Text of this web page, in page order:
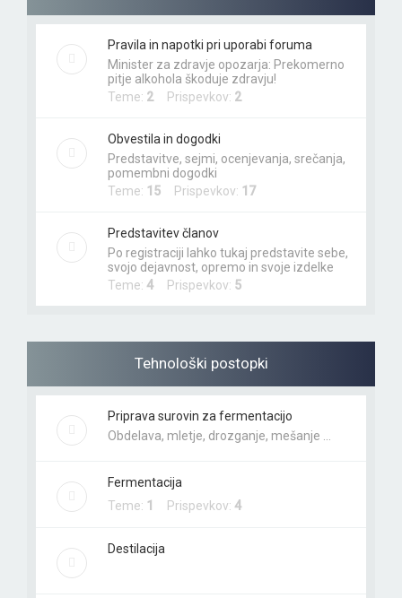
Pravila in napotki pri uporabi foruma
Minister za zdravje opozarja: Prekomerno
pitje alkohola škoduje zdravju!
Teme: 2Prispevkov: 2
Obvestila in dogodki
Predstavitve, sejmi, ocenjevanja, srečanja,
pomembni dogodki
Teme: 15 Prispevkov: 17
Predstavitev članov
Po registraciji lahko tukaj predstavite sebe,
svojo dejavnost, opremo in svoje izdelke
Teme: 4 Prispevkov: 5
Tehnološki postopki
Priprava surovin za fermentacijo
Obdelava, mletje, drozganje, mešanje …
Fermentacija
Teme: 1 Prispevkov: 4
Destilacija